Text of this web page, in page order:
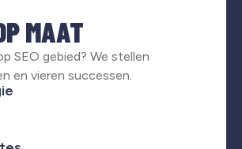
MAAT
SEO gebied? We stellen
en vieren successen.